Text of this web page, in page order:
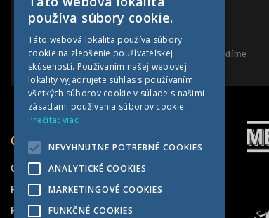
PORADENSTVO
Neváhajte nám zavolať a my Vám poradíme
O SPOLOČNOSTI
O nás
Pneuservis
Predajňa
SLOVAK
GERMAN
HUNGARIAN
používa súbory cookie.
Táto webová lokalita používa súbory
cookie na zlepšenie používateľskej
skúsenosti. Používaním našej webovej
lokality vyjadrujete súhlas s používaním
všetkých súborov cookie v súlade s našimi
zásadami používania súborov cookie.
Prečítať viac
NEVYHNUTNE POTREBNÉ COOKIES
ANALYTICKÉ COOKIES
MARKETINGOVÉ COOKIES
FUNKČNÉ COOKIES